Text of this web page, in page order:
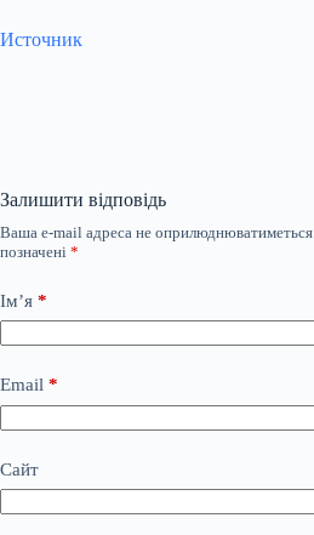
Источник
Залишити відповідь
Ваша e-mail адреса не оприлюднюватиметься.
позначені *
Ім’я *
Email *
Сайт